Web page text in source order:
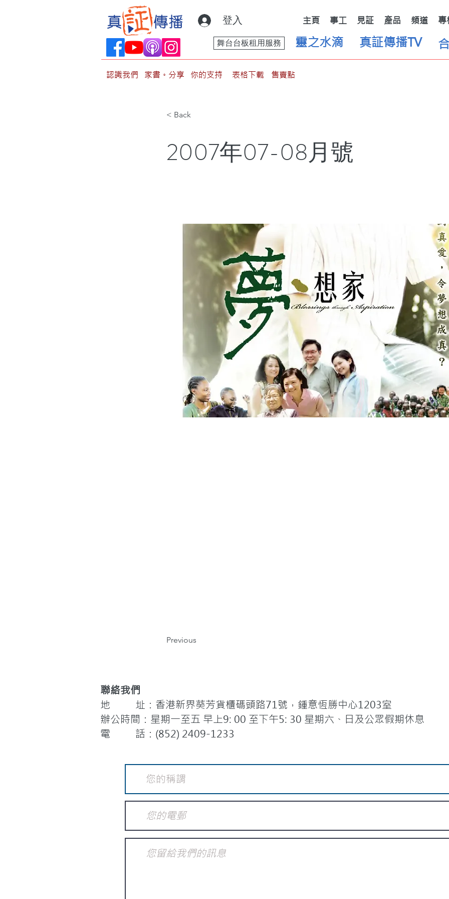
登入 主頁 事工 見証 產品 頻道 專
靈之水滴
舞台台板租用服務 真証傳播TV
認識我們 家書。分享 你的支持 表格下載 售賣點
< Back
2007年07-08月號
Previous
聯絡我們
地 址：香港新界葵芳貨櫃碼頭路71號，鍾意恆勝中心1203室
辦公時間：星期一至五 早上9: 00 至下午5: 30 星期六、日及公眾假期休息
電 話：(852) 2409-1233